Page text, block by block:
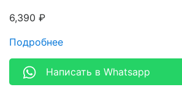
6,390 ₽
Подробнее
Написать в Whatsapp